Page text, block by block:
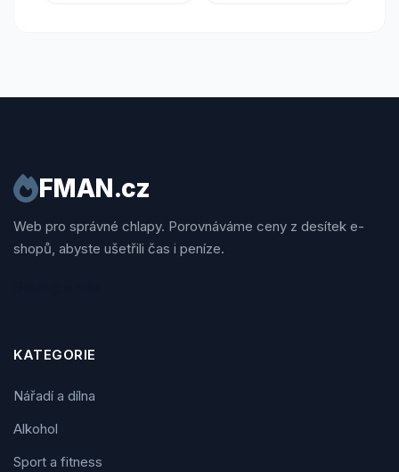
FMAN.cz
Web pro správné chlapy. Porovnáváme ceny z desítek e-
shopů, abyste ušetřili čas i peníze.
KATEGORIE
Nářadí a dílna
Alkohol
Sport a fitness